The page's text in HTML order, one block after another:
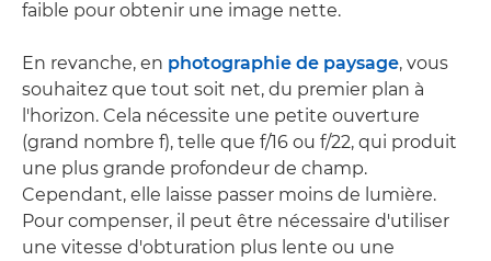
faible pour obtenir une image nette.
En revanche, en photographie de paysage, vous
souhaitez que tout soit net, du premier plan à
l'horizon. Cela nécessite une petite ouverture
(grand nombre f), telle que f/16 ou f/22, qui produit
une plus grande profondeur de champ.
Cependant, elle laisse passer moins de lumière.
Pour compenser, il peut être nécessaire d'utiliser
une vitesse d'obturation plus lente ou une